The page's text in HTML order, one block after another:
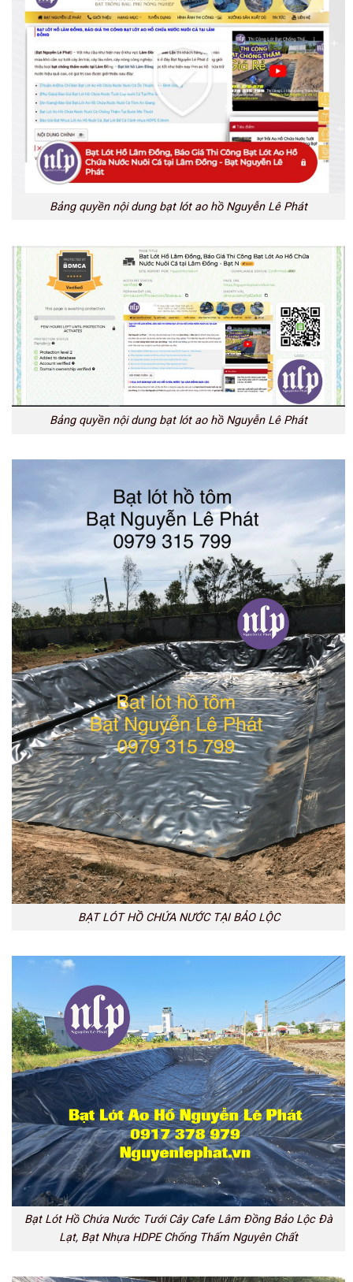
Bảng quyền nội dung bạt lót ao hồ Nguyễn Lê Phát
Bảng quyền nội dung bạt lót ao hồ Nguyễn Lê Phát
BẠT LÓT HỒ CHỨA NƯỚC TẠI BẢO LỘC
Bạt Lót Hồ Chứa Nước Tưới Cây Cafe Lâm Đồng Bảo Lộc Đà
Lạt, Bạt Nhựa HDPE Chống Thấm Nguyên Chất